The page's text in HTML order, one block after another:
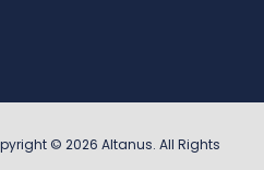
© 2026 Altanus. All Rights